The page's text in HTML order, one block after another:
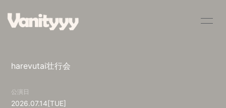
SCHEDULE
VIDEO
harevutai壮行会
公演日
2026.07.14[TUE]